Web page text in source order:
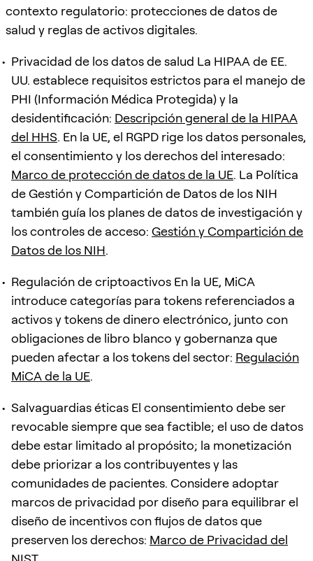
contexto regulatorio: protecciones de datos de
salud y reglas de activos digitales.
Privacidad de los datos de salud La HIPAA de EE.
UU. establece requisitos estrictos para el manejo de
PHI (Información Médica Protegida) y la
desidentificación: Descripción general de la HIPAA
del HHS. En la UE, el RGPD rige los datos personales,
el consentimiento y los derechos del interesado:
Marco de protección de datos de la UE. La Política
de Gestión y Compartición de Datos de los NIH
también guía los planes de datos de investigación y
los controles de acceso: Gestión y Compartición de
Datos de los NIH.
Regulación de criptoactivos En la UE, MiCA
introduce categorías para tokens referenciados a
activos y tokens de dinero electrónico, junto con
obligaciones de libro blanco y gobernanza que
pueden afectar a los tokens del sector: Regulación
MiCA de la UE.
Salvaguardias éticas El consentimiento debe ser
revocable siempre que sea factible; el uso de datos
debe estar limitado al propósito; la monetización
debe priorizar a los contribuyentes y las
comunidades de pacientes. Considere adoptar
marcos de privacidad por diseño para equilibrar el
diseño de incentivos con flujos de datos que
preserven los derechos: Marco de Privacidad del